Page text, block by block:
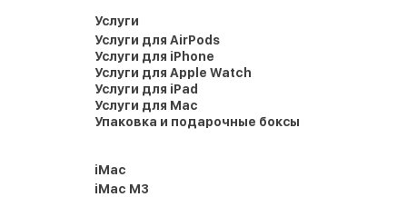
Услуги
Услуги для AirPods
Услуги для iPhone
Услуги для Apple Watch
Услуги для iPad
Услуги для Mac
Упаковка и подарочные боксы
iMac
iMac M3